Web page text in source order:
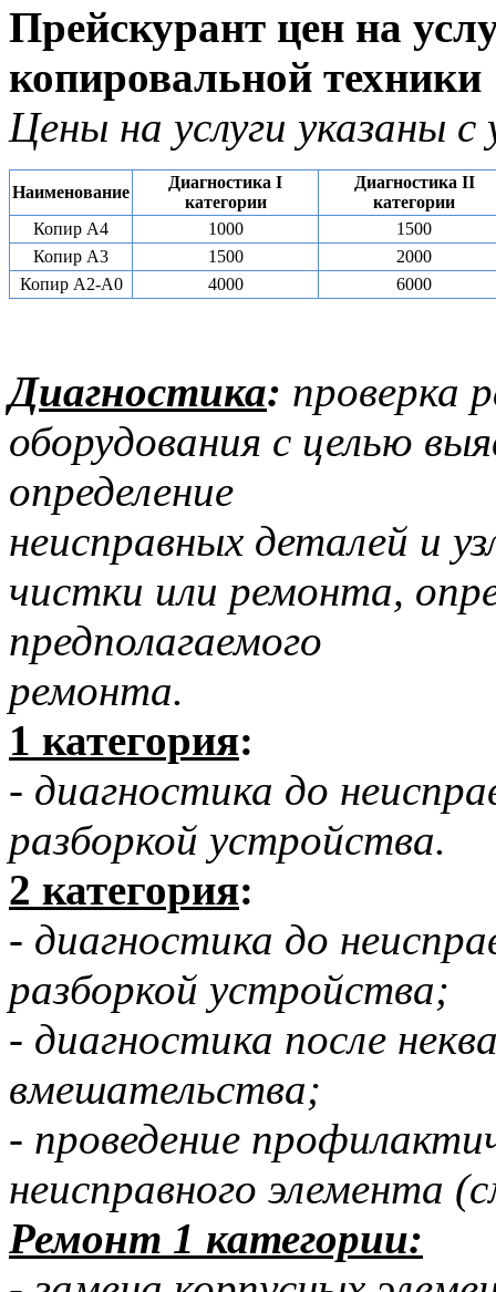
Прейскурант цен на
копировальной техники
Цены на услуги указаны
Наименование
Диагностика I
категории
Диагностика II
категории
Копир А4
1000
1500
Копир А3
1500
2000
Копир А2-А0
4000 6000
Диагностика: проверка
оборудования с целью
определение
неисправных деталей и
чистки или ремонта,
предполагаемого
ремонта.
1 категория:
- диагностика до
разборкой устройства.
2 категория:
- диагностика до
разборкой устройства;
- диагностика после
вмешательства;
- проведение
неисправного элемента
Ремонт 1 категории: